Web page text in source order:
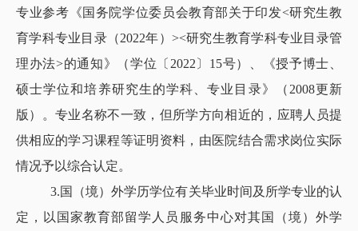
专业参考《国务院学位委员会教育部关于印发<研究生教
育学科专业目录（2022年）><研究生教育学科专业目录管
理办法>的通知》（学位〔2022〕15号）、《授予博士、
硕士学位和培养研究生的学科、专业目录》（2008更新
版）。专业名称不一致，但所学方向相近的，应聘人员提
供相应的学习课程等证明资料，由医院结合需求岗位实际
情况予以综合认定。
3.国（境）外学历学位有关毕业时间及所学专业的认
定，以国家教育部留学人员服务中心对其国（境）外学